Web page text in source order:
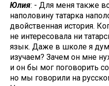
Юлия: - Для меня также
наполовину татарка
двойственная история.
не интересовала ни
язык. Даже в школе я
изучаем? Зачем он мне
и он бы мог поговорить
но мы говорили на